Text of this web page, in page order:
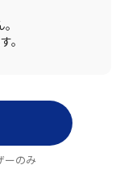
。
ーのみ